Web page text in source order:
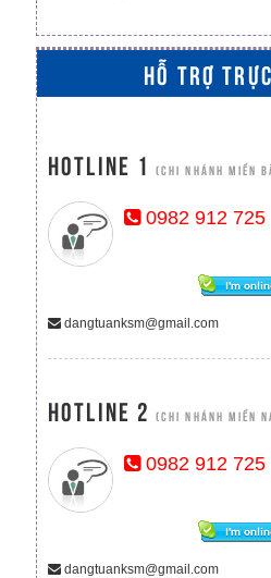
HỖ TRỢ
Hotline 1 (CHI NHÁNH MIỀN
0982 912 725
dangtuanksm@gmail.com
Hotline 2 (CHI NHÁNH MIỀN
0982 912 725
dangtuanksm@gmail.com